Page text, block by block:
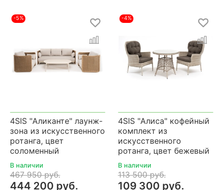
-5%
4SIS "Аликанте" лаунж-
зона из искусственного
ротанга, цвет
соломенный
В наличии
467 950 руб.
444 200 руб.
-4%
4SIS "Алиса" кофейный
комплект из
искусственного
ротанга, цвет бежевый
В наличии
113 500 руб.
109 300 руб.